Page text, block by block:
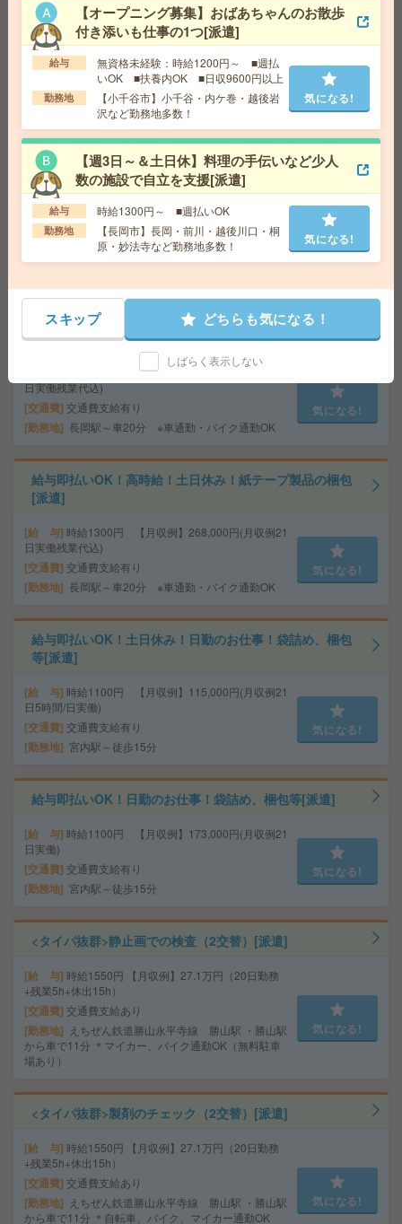
＼CoCoLo新潟／シフトor平日のみ選べる！販促ポスタ
ー・POP制作[派遣]
給 与 1360円
交通費 交通費全額支給（当社規定あり）
勤務地 信越本線 新潟駅より徒歩1分
気になる!
座り仕事！高時給！車通勤OK！土日休み！組立作業[派
遣]
給 与 時給1400円 【月収例】270,000円(月収例21
日実働残業代込)
交通費支給有り
勤務地 燕三条駅～車9分 ※車通勤・バイク通勤OK
気になる!
座り仕事！給与即払いOK！高時給！土日休み！部品の組
立[派遣]
時給1300円 【月収例】252,000円(月収例21
日実働残業代込)
交通費 交通費支給有り
勤務地 長岡駅～車20分 ※車通勤・バイク通勤OK
気になる!
給与即払いOK！高時給！土日休み！紙テープ製品の梱包
[派遣]
給 与 時給1300円 【月収例】268,000円(月収例21
日実働残業代込)
交通費 交通費支給有り
勤務地 長岡駅～車20分 ※車通勤・バイク通勤OK
気になる!
給与即払いOK！土日休み！日勤のお仕事！袋詰め、梱包
等[派遣]
給 与 時給1100円 【月収例】115,000円(月収例21
日5時間/日実働)
交通費 交通費支給有り
勤務地 宮内駅～徒歩15分
気になる!
給与即払いOK！日勤のお仕事！袋詰め、梱包等[派遣]
給 与 時給1100円 【月収例】173,000円(月収例21
日実働)
交通費 交通費支給有り
勤務地 宮内駅～徒歩15分
気になる!
<タイパ抜群>静止画での検査（2交替）[派遣]
給 与 時給1550円 【月収例】27.1万円（20日勤務
+残業5h+休出15h）
交通費 交通費支給あり
勤務地
えちぜん鉄道勝山永平寺線 勝山駅 ・勝山駅
から車で11分 ＊マイカー、バイク通勤OK（無料駐車
場あり）
気になる!
<タイパ抜群>製剤のチェック（2交替）[派遣]
給 与 時給1550円 【月収例】27.1万円（20日勤務
+残業5h+休出15h）
交通費 交通費支給あり
勤務地
えちぜん鉄道勝山永平寺線 勝山駅 ・勝山駅
から車で11分 ＊自転車、バイク、マイカー通勤OK
気になる!
【オープニング募集】おばあちゃんのお散歩
付き添いも仕事の1つ[派遣]
給与
無資格未経験：時給1200円～ ■週払
いOK ■扶養内OK ■日収9600円以上
勤務地
【小千谷市】小千谷・内ケ巻・越後岩
沢など勤務地多数！
気になる!
【週3日～＆土日休】料理の手伝いなど少人
数の施設で自立を支援[派遣]
給与 時給1300円～ ■週払いOK
勤務地
【長岡市】長岡・前川・越後川口・桐
原・妙法寺など勤務地多数！
気になる!
スキップ どちらも気になる！
しばらく表示しない